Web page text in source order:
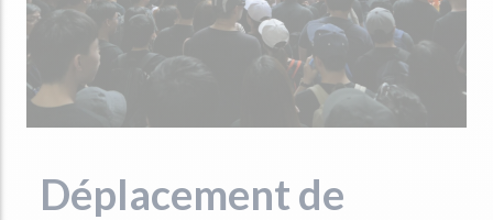
Déplacement de